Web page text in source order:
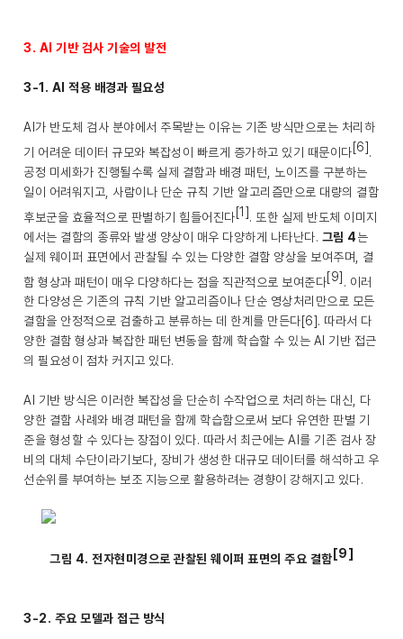
3. AI 기반 검사 기술의 발전
3-1. AI 적용 배경과 필요성
AI가 반도체 검사 분야에서 주목받는 이유는 기존 방식만으로는 처리하
기 어려운 데이터 규모와 복잡성이 빠르게 증가하고 있기 때문이다[6].
공정 미세화가 진행될수록 실제 결함과 배경 패턴, 노이즈를 구분하는
일이 어려워지고, 사람이나 단순 규칙 기반 알고리즘만으로 대량의 결함
후보군을 효율적으로 판별하기 힘들어진다[1]. 또한 실제 반도체 이미지
에서는 결함의 종류와 발생 양상이 매우 다양하게 나타난다. 그림 4는
실제 웨이퍼 표면에서 관찰될 수 있는 다양한 결함 양상을 보여주며, 결
함 형상과 패턴이 매우 다양하다는 점을 직관적으로 보여준다[9] . 이러
한 다양성은 기존의 규칙 기반 알고리즘이나 단순 영상처리만으로 모든
결함을 안정적으로 검출하고 분류하는 데 한계를 만든다[6]. 따라서 다
양한 결함 형상과 복잡한 패턴 변동을 함께 학습할 수 있는 AI 기반 접근
의 필요성이 점차 커지고 있다.
AI 기반 방식은 이러한 복잡성을 단순히 수작업으로 처리하는 대신, 다
양한 결함 사례와 배경 패턴을 함께 학습함으로써 보다 유연한 판별 기
준을 형성할 수 있다는 장점이 있다. 따라서 최근에는 AI를 기존 검사 장
비의 대체 수단이라기보다, 장비가 생성한 대규모 데이터를 해석하고 우
선순위를 부여하는 보조 지능으로 활용하려는 경향이 강해지고 있다.
그림 4. 전자현미경으로 관찰된 웨이퍼 표면의 주요 결함 [9]
3-2. 주요 모델과 접근 방식